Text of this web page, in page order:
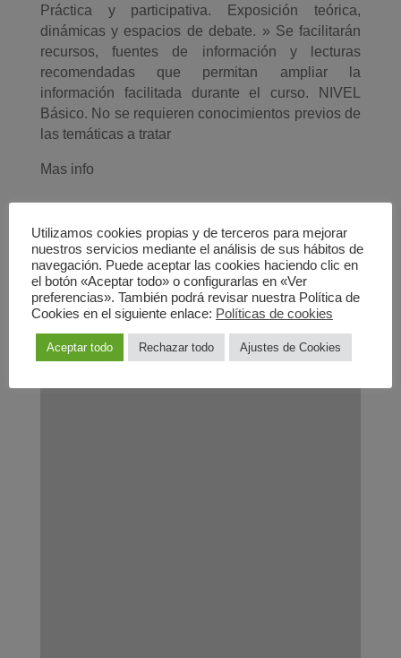
Práctica y participativa. Exposición teórica,
dinámicas y espacios de debate. » Se facilitarán
recursos, fuentes de información y lecturas
recomendadas que permitan ampliar la
información facilitada durante el curso. NIVEL
Básico. No se requieren conocimientos previos de
las temáticas a tratar
Mas info
al
contenido
del
PDF
Utilizamos cookies propias y de terceros para mejorar
nuestros servicios mediante el análisis de sus hábitos de
navegación. Puede aceptar las cookies haciendo clic en
el botón «Aceptar todo» o configurarlas en «Ver
preferencias». También podrá revisar nuestra Política de
Cookies en el siguiente enlace: Políticas de cookies
Aceptar todo Rechazar todo Ajustes de Cookies